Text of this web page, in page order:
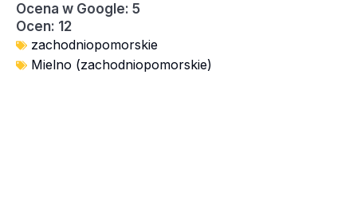
Ocena w Google: 5
Ocen: 12
zachodniopomorskie
Mielno (zachodniopomorskie)